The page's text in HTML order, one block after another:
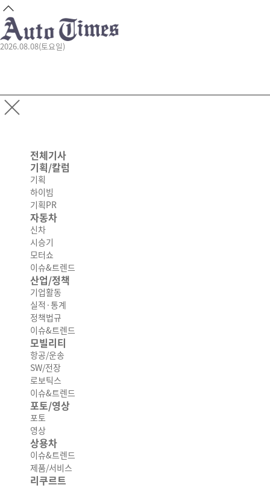
2026.08.08(토요일)
전체기사
기획/칼럼
기획
하이빔
기획PR
자동차
신차
시승기
모터쇼
이슈&트렌드
산업/정책
기업활동
실적·통계
정책법규
이슈&트렌드
모빌리티
항공/운송
SW/전장
로보틱스
이슈&트렌드
포토/영상
포토
영상
상용차
이슈&트렌드
제품/서비스
리쿠르트